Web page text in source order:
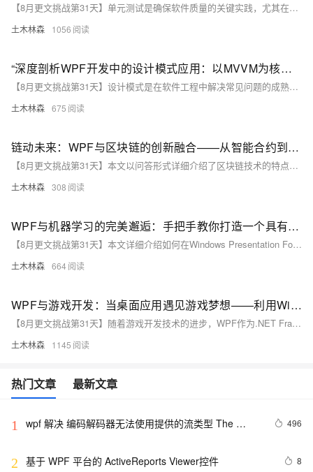
【8月更文挑战第31天】单元测试是确保软件质量的关键实践，尤其在复杂的WPF应用中更为重要。通过为每个小模块编写独立测试用例，可以验证代码的功能正确性并在早期发现错误。本文将介绍如何在WPF项目中引入单元测试，并通过具体示例演示其实施过程。首先选择合适的测试框架如NUnit或xUnit.net，并利用Moq模拟框架隔离外部依赖。接着，通过一个简单的WPF应用程序示例，展示如何模拟`IUserRepository`接口并验证`MainViewModel`加载用户数据的正确性。这有助于确保代码质量和未来的重构与扩展。
土木林森 1056
“深度剖析WPF开发中的设计模式应用：以MVVM为核心，手把手教你重构代码结构，实现软件工程的最佳实践与高效协作”
【8月更文挑战第31天】设计模式是在软件工程中解决常见问题的成熟方案。在WPF开发中，合理应用如MVC、MVVM及工厂模式等能显著提升代码质量和可维护性。本文通过具体案例，详细解析了这些模式的实际应用，特别是MVVM模式如何通过分离UI逻辑与业务逻辑，实现视图与模型的松耦合，从而优化代码结构并提高开发效率。通过示例代码展示了从模型定义、视图模型管理到视图展示的全过程，帮助读者更好地理解并应用这些模式。
土木林森 675
链动未来：WPF与区块链的创新融合——从智能合约到去中心化应用，全方位解析开发安全可靠DApp的最佳路径
【8月更文挑战第31天】本文以问答形式详细介绍了区块链技术的特点及其在Windows Presentation Foundation（WPF）中的集成方法。通过示例代码展示了如何选择合适的区块链平台、创建智能合约，并在WPF应用中与其交互，实现安全可靠的消息存储和检索功能。希望这能为WPF开发者提供区块链技术应用的参考与灵感。
土木林森 308
WPF与机器学习的完美邂逅：手把手教你打造一个具有智能推荐功能的现代桌面应用——从理论到实践的全方位指南，让你的应用瞬间变得高大上且智能无比
【8月更文挑战第31天】本文详细介绍如何在Windows Presentation Foundation（WPF）应用中集成机器学习功能，以开发具备智能化特性的桌面应用。通过使用Microsoft的ML.NET框架，本文演示了从安装NuGet包、准备数据集、训练推荐系统模型到最终将模型集成到WPF应用中的全过程。具体示例代码展示了如何基于用户行为数据训练模型，并实现实时推荐功能。这为WPF开发者提供了宝贵的实践指导。
土木林森 664
WPF与游戏开发：当桌面应用遇见游戏梦想——利用Windows Presentation Foundation打造属于你的2D游戏世界，从环境搭建到代码实践全面解析新兴开发路径
【8月更文挑战第31天】随着游戏开发技术的进步，WPF作为.NET Framework的一部分，凭借其图形渲染能力和灵活的UI设计，成为桌面游戏开发的新选择。本文通过技术综述和示例代码，介绍如何利用WPF进行游戏开发。首先确保安装最新版Visual Studio并创建WPF项目。接着，通过XAML设计游戏界面，并在C#中实现游戏逻辑，如玩家控制和障碍物碰撞检测。示例展示了创建基本2D游戏的过程，包括角色移动和碰撞处理。通过本文，WPF开发者可更好地理解并应用游戏开发技术，创造吸引人的桌面游戏。
土木林森 1145
热门文章 最新文章
1 wpf 解决 编码解码器无法使用提供的流类型 The
496
2 基于 WPF 平台的 ActiveReports Viewer控件 8